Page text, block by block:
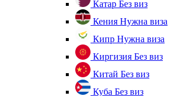
Катар Без виз
Кения Нужна виза
Кипр Нужна виза
Киргизия Без виз
Китай Без виз
Куба Без виз